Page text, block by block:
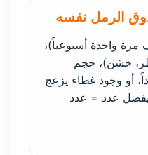
واحدة أسبوعياً)،
خشن)، حجم
أو وجود غطاء يزعج
عدد = عدد